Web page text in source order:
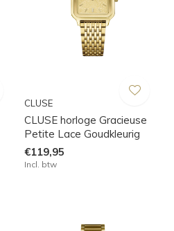
CLUSE
CLUSE horloge Gracieuse
Petite Lace Goudkleurig
€119,95
Incl. btw